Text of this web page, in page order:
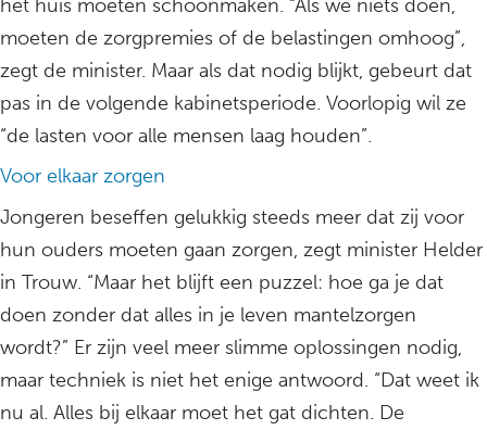
het huis moeten schoonmaken. “Als we niets doen,
moeten de zorgpremies of de belastingen omhoog”,
zegt de minister. Maar als dat nodig blijkt, gebeurt dat
pas in de volgende kabinetsperiode. Voorlopig wil ze
“de lasten voor alle mensen laag houden”.
Voor elkaar zorgen
Jongeren beseffen gelukkig steeds meer dat zij voor
hun ouders moeten gaan zorgen, zegt minister Helder
in Trouw. “Maar het blijft een puzzel: hoe ga je dat
doen zonder dat alles in je leven mantelzorgen
wordt?” Er zijn veel meer slimme oplossingen nodig,
maar techniek is niet het enige antwoord. “Dat weet ik
nu al. Alles bij elkaar moet het gat dichten. De